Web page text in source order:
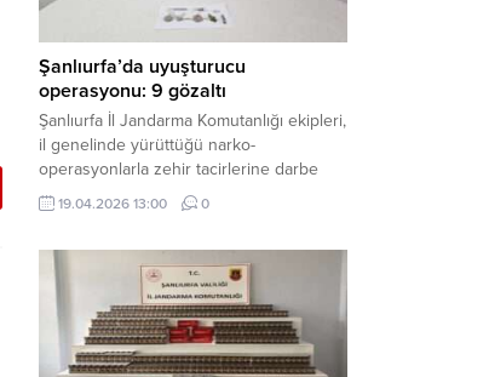
Şanlıurfa’da uyuşturucu
operasyonu: 9 gözaltı
Şanlıurfa İl Jandarma Komutanlığı ekipleri,
il genelinde yürüttüğü narko-
operasyonlarla zehir tacirlerine darbe
indirdi. Üç ilçede eş zamanlı
gerçekleştirilen faaliyetlerde çeşitli
şüpheli hakkında adli işlem başlatıldı.
Haber Merkezi – Şanlıurfa Valiliği İl Basın
ve Halkla İlişkiler Müdürlüğü’nden yapılan
açıklamaya göre, İl Jandarma Komutanlığı
tarafından “Narkotik Suçlarla...
19.04.2026 13:00 0